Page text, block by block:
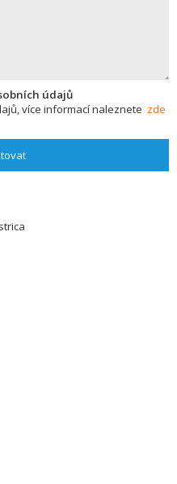
údajů
více informací naleznete zde